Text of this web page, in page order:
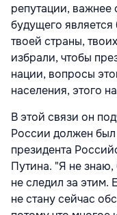
репутации, важнее
будущего является
твоей страны,
избрали, чтобы
нации, вопросы
населения, этого
В этой связи он
России должен был
президента
Путина. "Я не знаю,
не следил за этим.
не стану сейчас